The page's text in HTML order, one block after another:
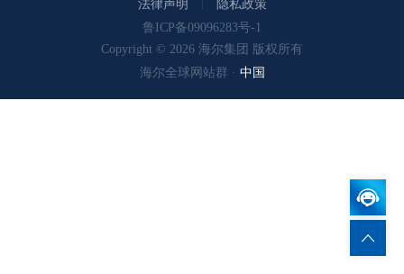
法律声明
隐私政策
鲁ICP备09096283号-1
Copyright © 2026 海尔集团 版权所有
海尔全球网站群 · 中国